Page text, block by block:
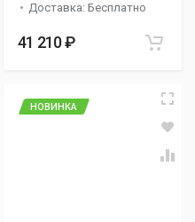
Доставка: Бесплатно
41 210 ₽
НОВИНКА